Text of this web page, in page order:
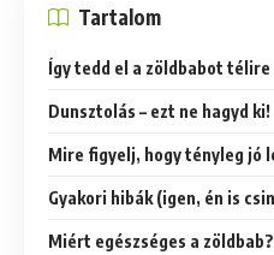
Tartalom
Így tedd el a zöldbabot
Dunsztolás – ezt ne hagyd ki!
Mire figyelj, hogy tényleg jó
Gyakori hibák (igen, én is
Miért egészséges a zöldbab?